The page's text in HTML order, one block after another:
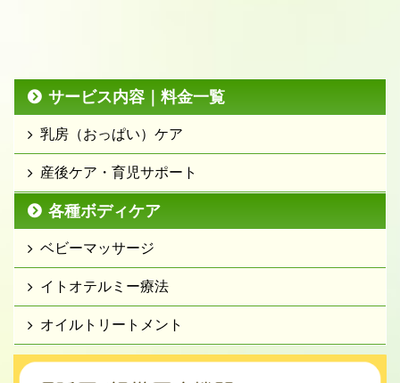
サービス内容｜料金一覧
乳房（おっぱい）ケア
産後ケア・育児サポート
各種ボディケア
ベビーマッサージ
イトオテルミー療法
オイルトリートメント